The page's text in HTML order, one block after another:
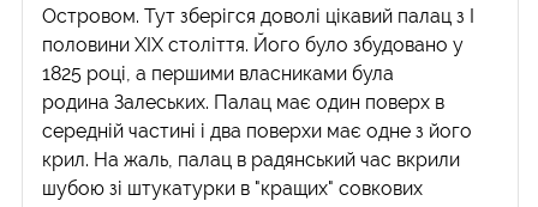
Островом. Тут зберігся доволі цікавий палац з І
половини ХІХ століття. Його було збудовано у
1825 році, а першими власниками була
родина Залеських. Палац має один поверх в
середній частині і два поверхи має одне з його
крил. На жаль, палац в радянський час вкрили
шубою зі штукатурки в "кращих" совкових